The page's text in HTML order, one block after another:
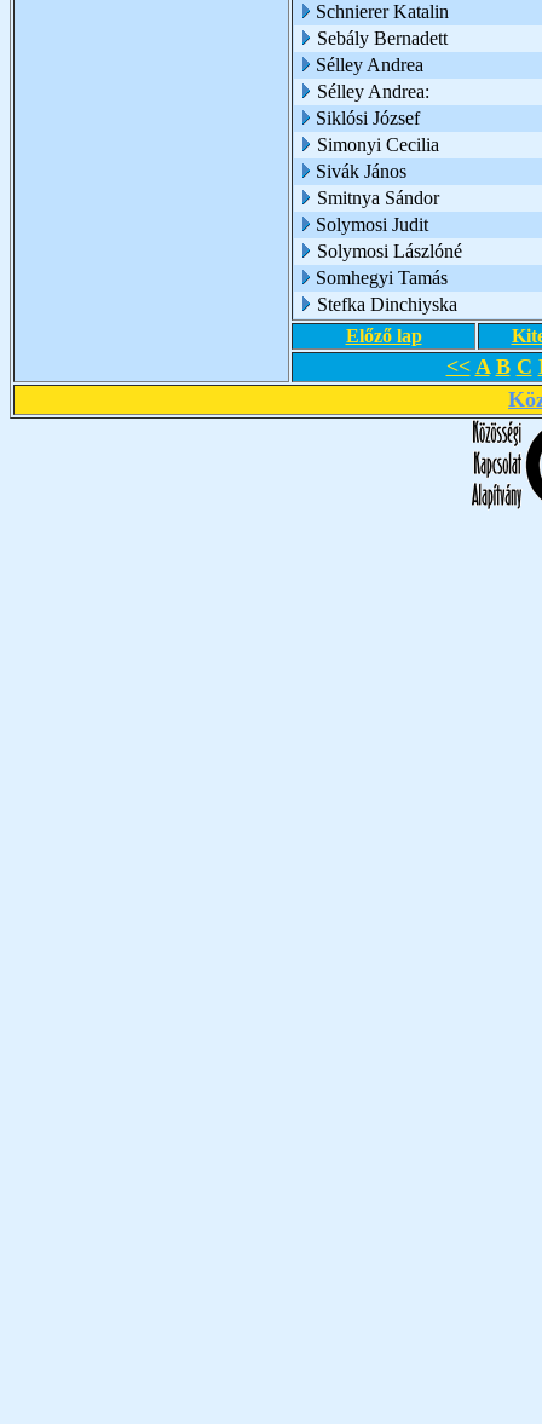
Schnierer Katalin
Sebály Bernadett
Sélley Andrea
Sélley Andrea:
Siklósi József
Simonyi Cecilia
Sivák János
Smitnya Sándor
Solymosi Judit
Solymosi Lászlóné
Somhegyi Tamás
Stefka Dinchiyska
Előző lap
<< A B C